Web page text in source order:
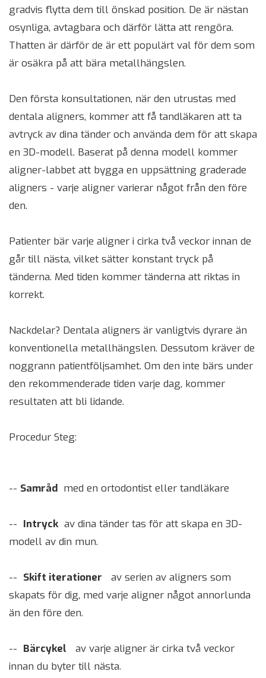
gradvis flytta dem till önskad position. De är nästan
osynliga, avtagbara och därför lätta att rengöra.
Thatten är därför de är ett populärt val för dem som
är osäkra på att bära metallhängslen.
Den första konsultationen, när den utrustas med
dentala aligners, kommer att få tandläkaren att ta
avtryck av dina tänder och använda dem för att skapa
en 3D-modell. Baserat på denna modell kommer
aligner-labbet att bygga en uppsättning graderade
aligners - varje aligner varierar något från den före
den.
Patienter bär varje aligner i cirka två veckor innan de
går till nästa, vilket sätter konstant tryck på
tänderna. Med tiden kommer tänderna att riktas in
korrekt.
Nackdelar? Dentala aligners är vanligtvis dyrare än
konventionella metallhängslen. Dessutom kräver de
noggrann patientföljsamhet. Om den inte bärs under
den rekommenderade tiden varje dag, kommer
resultaten att bli lidande.
Procedur Steg:
-- Samråd med en ortodontist eller tandläkare
-- Intryckav dina tänder tas för att skapa en 3D-
modell av din mun.
-- Skift iterationer av serien av aligners som
skapats för dig, med varje aligner något annorlunda
än den före den.
-- Bärcykel av varje aligner är cirka två veckor
innan du byter till nästa.